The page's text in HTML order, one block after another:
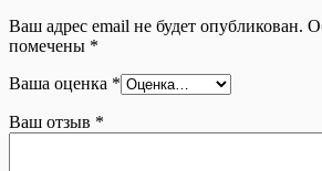
Ваш адрес email не будет опубликован.
помечены *
Ваша оценка *
Ваш отзыв *